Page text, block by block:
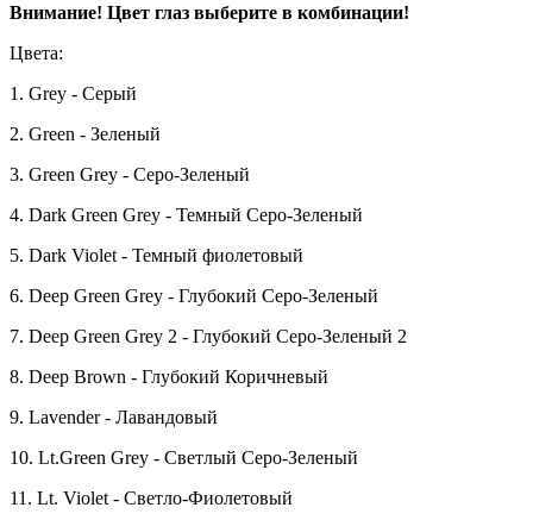
Внимание! Цвет глаз выберите в комбинации!
Цвета:
1. Grey - Серый
2. Green - Зеленый
3. Green Grey - Серо-Зеленый
4. Dark Green Grey - Темный Серо-Зеленый
5. Dark Violet - Темный фиолетовый
6. Deep Green Grey - Глубокий Серо-Зеленый
7. Deep Green Grey 2 - Глубокий Серо-Зеленый 2
8. Deep Brown - Глубокий Коричневый
9. Lavender - Лавандовый
10. Lt.Green Grey - Светлый Серо-Зеленый
11. Lt. Violet - Светло-Фиолетовый